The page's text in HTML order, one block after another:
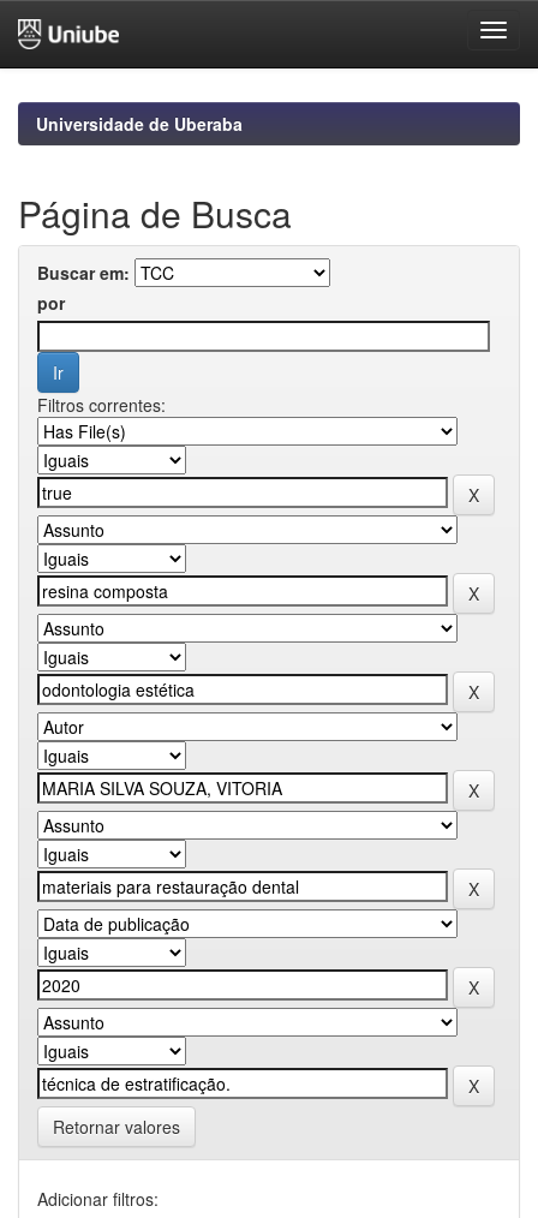
navigationUniversidade de Uberaba
Página de Busca
Buscar em:
por
Filtros correntes:
Retornar valores
Adicionar filtros: